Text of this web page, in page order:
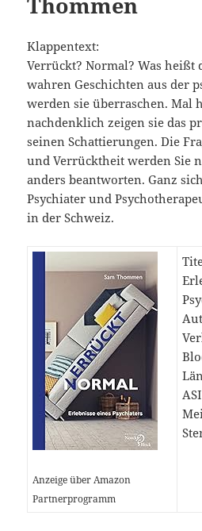
Klappentext:
Verrückt? Normal? Was heißt
wahren Geschichten aus der
werden sie überraschen. Mal
nachdenklich zeigen sie das
seinen Schattierungen. Die
und Verrücktheit werden Sie
anders beantworten. Ganz
Psychiater und
in der Schweiz.
Anzeige über Amazon
Partnerprogramm